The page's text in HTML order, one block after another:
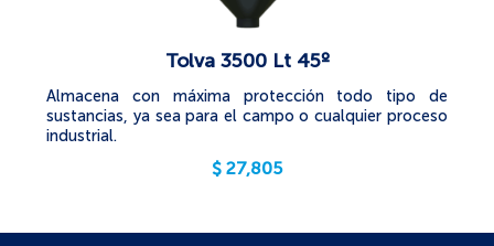
Tolva 3500 Lt 45º
Almacena con máxima protección todo tipo de
sustancias, ya sea para el campo o cualquier proceso
industrial.
$ 27,805